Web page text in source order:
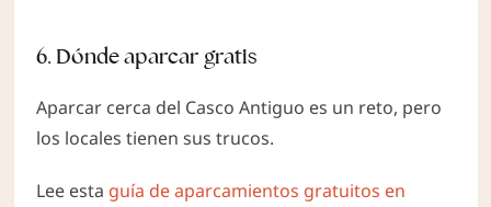
6. Dónde aparcar gratis
Aparcar cerca del Casco Antiguo es un reto, pero
los locales tienen sus trucos.
Lee esta guía de aparcamientos gratuitos en